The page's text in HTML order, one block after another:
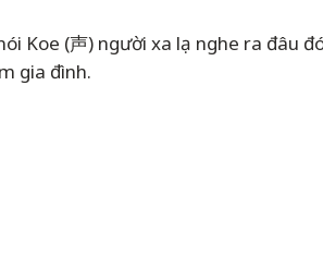
Koe (声) người xa lạ nghe ra đâu
gia đình.